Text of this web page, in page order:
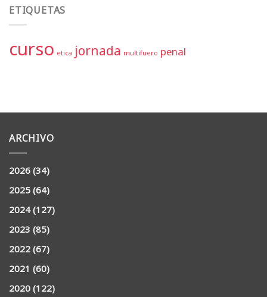
ETIQUETAS
curso etica jornada multifuero penal
ARCHIVO
2026(34)
2025(64)
2024(127)
2023(85)
2022(67)
2021 (60)
2020(122)